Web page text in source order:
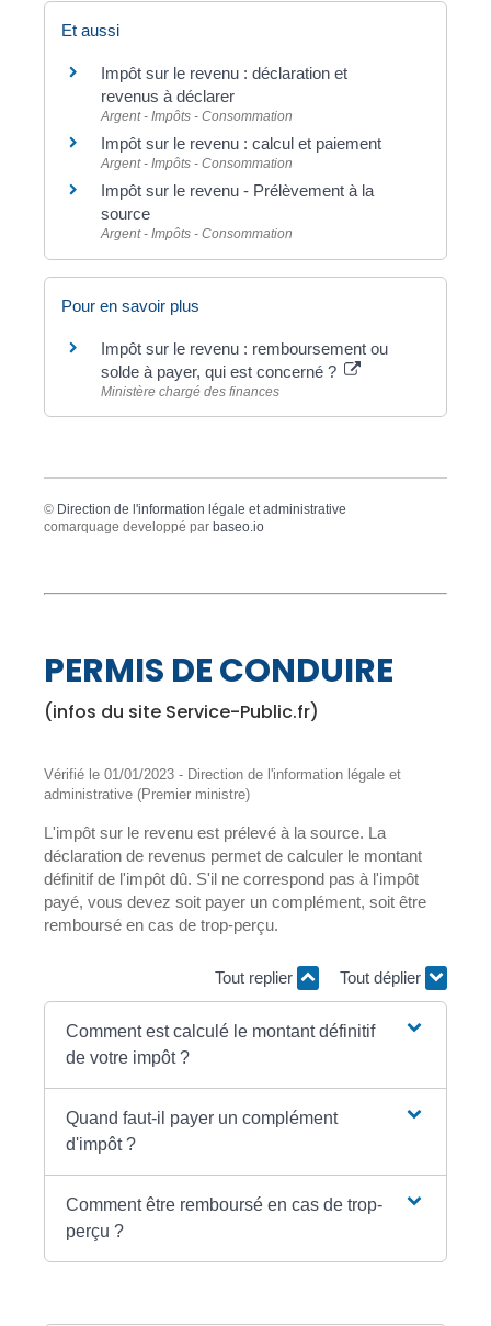
Et aussi
Impôt sur le revenu : déclaration et
revenus à déclarer
Argent - Impôts - Consommation
Impôt sur le revenu : calcul et paiement
Argent - Impôts - Consommation
Impôt sur le revenu - Prélèvement à la
source
Argent - Impôts - Consommation
Pour en savoir plus
Impôt sur le revenu : remboursement ou
solde à payer, qui est concerné ?
Ministère chargé des finances
© Direction de l'information légale et administrative
comarquage developpé par baseo.io
PERMIS DE CONDUIRE
(infos du site Service-Public.fr)
Vérifié le 01/01/2023 - Direction de l'information légale et
administrative (Premier ministre)
L'impôt sur le revenu est prélevé à la source. La
déclaration de revenus permet de calculer le montant
définitif de l'impôt dû. S'il ne correspond pas à l'impôt
payé, vous devez soit payer un complément, soit être
remboursé en cas de trop-perçu.
Tout replier Tout déplier
Comment est calculé le montant définitif
de votre impôt ?
Quand faut-il payer un complément
d'impôt ?
Comment être remboursé en cas de trop-
perçu ?